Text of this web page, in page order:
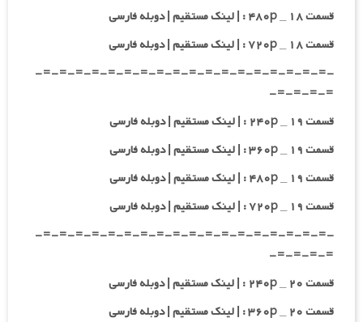
قسمت ۱۸ _ ۴۸۰p : | لینک مستقیم | دوبله فارسی
قسمت ۱۸ _ ۷۲۰p : | لینک مستقیم | دوبله فارسی
-=-=-=-=-=-=-=-=-=-=-=-=-=-=-=-=-=-=-
=-=-=-=-
قسمت ۱۹ _ ۲۴۰p : | لینک مستقیم | دوبله فارسی
قسمت ۱۹ _ ۳۶۰p : | لینک مستقیم | دوبله فارسی
قسمت ۱۹ _ ۴۸۰p : | لینک مستقیم | دوبله فارسی
قسمت ۱۹ _ ۷۲۰p : | لینک مستقیم | دوبله فارسی
-=-=-=-=-=-=-=-=-=-=-=-=-=-=-=-=-=-=-
=-=-=-=-
قسمت ۲۰ _ ۲۴۰p : | لینک مستقیم | دوبله فارسی
قسمت ۲۰ _ ۳۶۰p : | لینک مستقیم | دوبله فارسی